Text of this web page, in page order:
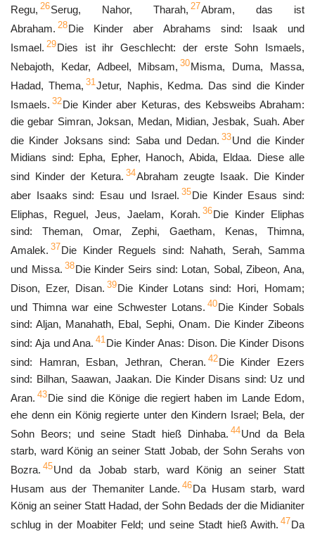
Regu, 26Serug, Nahor, Tharah, 27Abram, das ist
Abraham. 28Die Kinder aber Abrahams sind: Isaak und
Ismael. 29Dies ist ihr Geschlecht: der erste Sohn Ismaels,
Nebajoth, Kedar, Adbeel, Mibsam, 30Misma, Duma, Massa,
Hadad, Thema, 31Jetur, Naphis, Kedma. Das sind die Kinder
Ismaels. 32Die Kinder aber Keturas, des Kebsweibs Abraham:
die gebar Simran, Joksan, Medan, Midian, Jesbak, Suah. Aber
die Kinder Joksans sind: Saba und Dedan. 33Und die Kinder
Midians sind: Epha, Epher, Hanoch, Abida, Eldaa. Diese alle
sind Kinder der Ketura. 34Abraham zeugte Isaak. Die Kinder
aber Isaaks sind: Esau und Israel. 35Die Kinder Esaus sind:
Eliphas, Reguel, Jeus, Jaelam, Korah. 36Die Kinder Eliphas
sind: Theman, Omar, Zephi, Gaetham, Kenas, Thimna,
Amalek. 37Die Kinder Reguels sind: Nahath, Serah, Samma
und Missa. 38Die Kinder Seirs sind: Lotan, Sobal, Zibeon, Ana,
Dison, Ezer, Disan. 39Die Kinder Lotans sind: Hori, Homam;
und Thimna war eine Schwester Lotans. 40Die Kinder Sobals
sind: Aljan, Manahath, Ebal, Sephi, Onam. Die Kinder Zibeons
sind: Aja und Ana. 41Die Kinder Anas: Dison. Die Kinder Disons
sind: Hamran, Esban, Jethran, Cheran. 42Die Kinder Ezers
sind: Bilhan, Saawan, Jaakan. Die Kinder Disans sind: Uz und
Aran. 43Die sind die Könige die regiert haben im Lande Edom,
ehe denn ein König regierte unter den Kindern Israel; Bela, der
Sohn Beors; und seine Stadt hieß Dinhaba. 44Und da Bela
starb, ward König an seiner Statt Jobab, der Sohn Serahs von
Bozra. 45Und da Jobab starb, ward König an seiner Statt
Husam aus der Themaniter Lande. 46Da Husam starb, ward
König an seiner Statt Hadad, der Sohn Bedads der die Midianiter
schlug in der Moabiter Feld; und seine Stadt hieß Awith. 47Da